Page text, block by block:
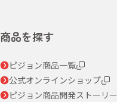
商品を探す
ピジョン商品一覧
公式オンラインショップ
ピジョン商品開発ストーリー